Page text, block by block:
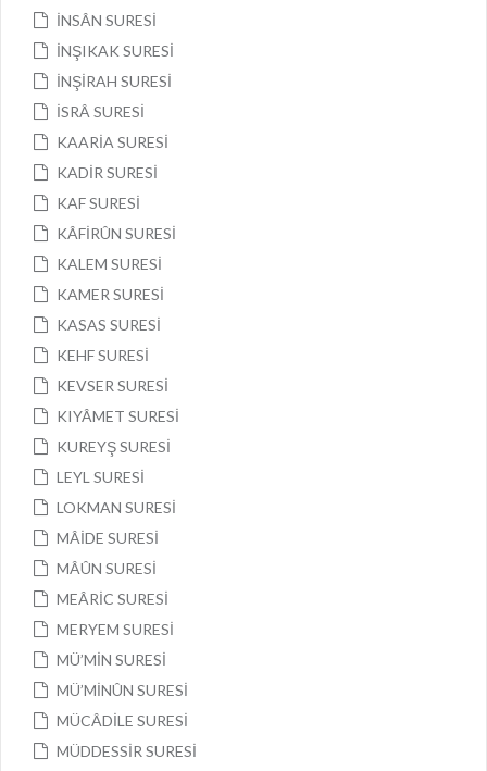
İNSÂN SURESİ
İNŞIKAK SURESİ
İNŞİRAH SURESİ
İSRÂ SURESİ
KAARİA SURESİ
KADİR SURESİ
KAF SURESİ
KÂFİRÛN SURESİ
KALEM SURESİ
KAMER SURESİ
KASAS SURESİ
KEHF SURESİ
KEVSER SURESİ
KIYÂMET SURESİ
KUREYŞ SURESİ
LEYL SURESİ
LOKMAN SURESİ
MÂİDE SURESİ
MÂÛN SURESİ
MEÂRİC SURESİ
MERYEM SURESİ
MÜ’MİN SURESİ
MÜ’MİNÛN SURESİ
MÜCÂDİLE SURESİ
MÜDDESSİR SURESİ